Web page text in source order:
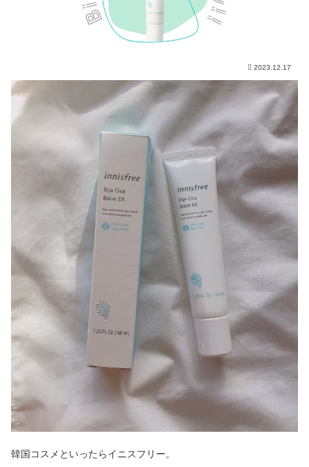
2023.12.17
韓国コスメといったらイニスフリー。